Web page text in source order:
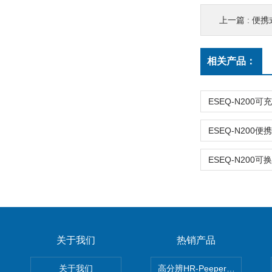
上一篇 : 便携
相关产品：
关于我们
关于我们
热销产品
高分辨HR-Peeper采样器孔隙